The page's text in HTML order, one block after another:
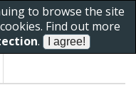
to browse the site
Find out more
.